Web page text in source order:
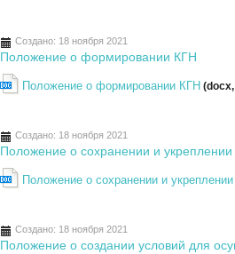
Создано: 18 ноября 2021
Положение о формировании КГН
Положение о формировании КГН
Создано: 18 ноября 2021
Положение о сохранении и укреплении
Положение о сохранении и
Создано: 18 ноября 2021
Положение о создании условий для